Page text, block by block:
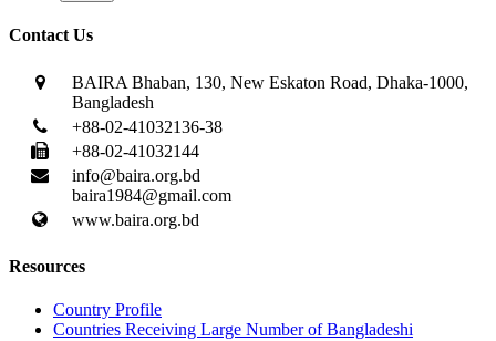
Contact Us
BAIRA Bhaban, 130, New Eskaton Road, Dhaka-1000,
Bangladesh
+88-02-41032136-38
+88-02-41032144
info@baira.org.bd
baira1984@gmail.com
www.baira.org.bd
Resources
Country Profile
Countries Receiving Large Number of Bangladeshi